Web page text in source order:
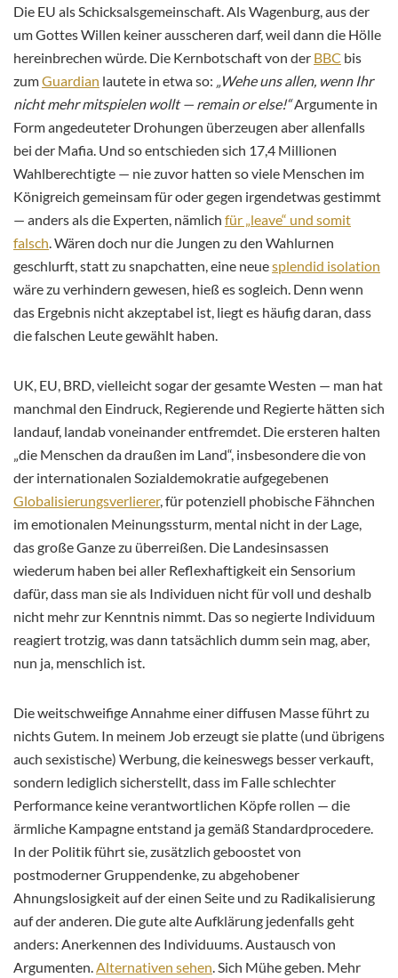
Die EU als Schicksalsgemeinschaft. Als Wagenburg, aus der
um Gottes Willen keiner ausscheren darf, weil dann die Hölle
hereinbrechen würde. Die Kernbotschaft von der BBC bis
zumGuardian lautete in etwa so: „Wehe uns allen, wenn Ihr
nicht mehr mitspielen wollt — remain or else!“Argumente in
Form angedeuteter Drohungen überzeugen aber allenfalls
bei der Mafia. Und so entschieden sich 17,4 Millionen
Wahlberechtigte — nie zuvor hatten so viele Menschen im
Königreich gemeinsam für oder gegen irgendetwas gestimmt
— anders als die Experten, nämlich für „leave“ und somit
falsch. Wären doch nur die Jungen zu den Wahlurnen
geschlurft, statt zu snapchatten, eine neuesplendid isolation
wäre zu verhindern gewesen, hieß es sogleich. Denn wenn
das Ergebnis nicht akzeptabel ist, liegt es häufig daran, dass
die falschen Leute gewählt haben.
UK, EU, BRD, vielleicht sogar der gesamte Westen — man hat
manchmal den Eindruck, Regierende und Regierte hätten sich
landauf, landab voneinander entfremdet. Die ersteren halten
„die Menschen da draußen im Land“, insbesondere die von
der internationalen Sozialdemokratie aufgegebenen
Globalisierungsverlierer, für potenziell phobische Fähnchen
im emotionalen Meinungssturm, mental nicht in der Lage,
das große Ganze zu überreißen. Die Landesinsassen
wiederum haben bei aller Reflexhaftigkeit ein Sensorium
dafür, dass man sie als Individuen nicht für voll und deshalb
nicht mehr zur Kenntnis nimmt. Das so negierte Individuum
reagiert trotzig, was dann tatsächlich dumm sein mag, aber,
nun ja, menschlich ist.
Die weitschweifige Annahme einer diffusen Masse führt zu
nichts Gutem. In meinem Job erzeugt sie platte (und übrigens
auch sexistische) Werbung, die keineswegs besser verkauft,
sondern lediglich sicherstellt, dass im Falle schlechter
Performance keine verantwortlichen Köpfe rollen — die
ärmliche Kampagne entstand ja gemäß Standardprocedere.
In der Politik führt sie, zusätzlich geboostet von
postmoderner Gruppendenke, zu abgehobener
Ahnungslosigkeit auf der einen Seite und zu Radikalisierung
auf der anderen. Die gute alte Aufklärung jedenfalls geht
anders: Anerkennen des Individuums. Austausch von
Argumenten.Alternativen sehen. Sich Mühe geben. Mehr